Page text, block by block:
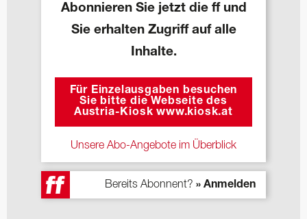
Abonnieren Sie jetzt die ff und
Sie erhalten Zugriff auf alle
Inhalte.
Für Einzelausgaben besuchen
Sie bitte die Webseite des
Austria-Kiosk www.kiosk.at
Unsere Abo-Angebote im Überblick
Bereits Abonnent? » Anmelden